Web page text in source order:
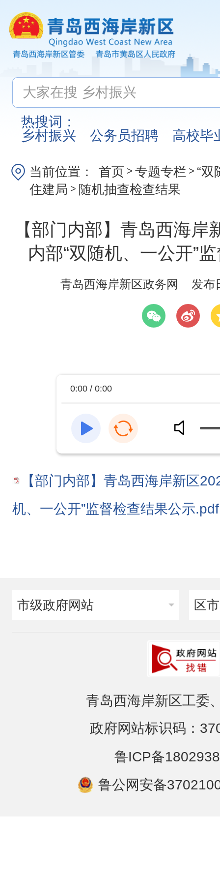
热搜词：
乡村振兴
公务员招聘 高校毕
当前位置： 首页 > 专题专栏 > “双
住建局 > 随机抽查检查结果
【部门内部】青岛西海
内部“双随机、一公开”
青岛西海岸新区政务网 发布
0:00 / 0:00
【部门内部】青岛西海岸新区
机、一公开”监督检查结果公示.pdf
市级政府网站 区
青岛西海岸新区工委
政府网站标识码：
鲁ICP备
鲁公网安备